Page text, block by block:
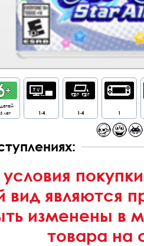
лет
1-4 1-4 1
вид являются
изменены в
товара на